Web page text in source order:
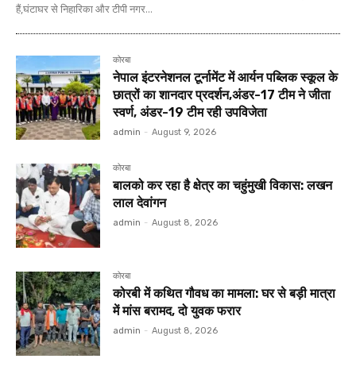
हैं,घंटाघर से निहारिका और टीपी नगर...
कोरबा
नेपाल इंटरनेशनल टूर्नामेंट में आर्यन पब्लिक स्कूल के
छात्रों का शानदार प्रदर्शन,अंडर-17 टीम ने जीता
स्वर्ण, अंडर-19 टीम रही उपविजेता
admin - August 9, 2026
कोरबा
बालको कर रहा है क्षेत्र का चहुंमुखी विकास: लखन
लाल देवांगन
admin - August 8, 2026
कोरबा
कोरबी में कथित गौवध का मामला: घर से बड़ी मात्रा
में मांस बरामद, दो युवक फरार
admin - August 8, 2026